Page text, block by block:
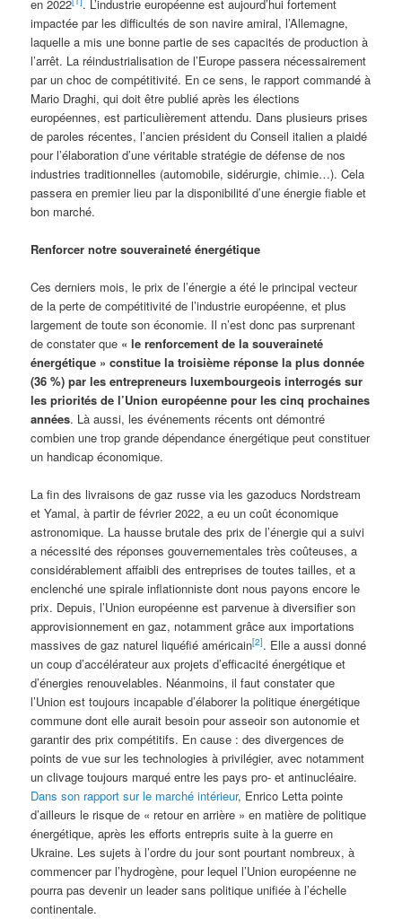
en 2022
. L’industrie européenne est aujourd’hui fortement
impactée par les difficultés de son navire amiral, l’Allemagne,
laquelle a mis une bonne partie de ses capacités de production à
l’arrêt. La réindustrialisation de l’Europe passera nécessairement
par un choc de compétitivité. En ce sens, le rapport commandé à
Mario Draghi, qui doit être publié après les élections
européennes, est particulièrement attendu. Dans plusieurs prises
de paroles récentes, l’ancien président du Conseil italien a plaidé
pour l’élaboration d’une véritable stratégie de défense de nos
industries traditionnelles (automobile, sidérurgie, chimie…). Cela
passera en premier lieu par la disponibilité d’une énergie fiable et
bon marché.
Renforcer notre souveraineté énergétique
Ces derniers mois, le prix de l’énergie a été le principal vecteur
de la perte de compétitivité de l’industrie européenne, et plus
largement de toute son économie. Il n’est donc pas surprenant
de constater que « le renforcement de la souveraineté
énergétique » constitue la troisième réponse la plus donnée
(36 %) par les entrepreneurs luxembourgeois interrogés sur
les priorités de l’Union européenne pour les cinq prochaines
années. Là aussi, les événements récents ont démontré
combien une trop grande dépendance énergétique peut constituer
un handicap économique.
La fin des livraisons de gaz russe via les gazoducs Nordstream
et Yamal, à partir de février 2022, a eu un coût économique
astronomique. La hausse brutale des prix de l’énergie qui a suivi
a nécessité des réponses gouvernementales très coûteuses, a
considérablement affaibli des entreprises de toutes tailles, et a
enclenché une spirale inflationniste dont nous payons encore le
prix. Depuis, l’Union européenne est parvenue à diversifier son
approvisionnement en gaz, notamment grâce aux importations
massives de gaz naturel liquéfié américain[2]. Elle a aussi donné
un coup d’accélérateur aux projets d’efficacité énergétique et
d’énergies renouvelables. Néanmoins, il faut constater que
l’Union est toujours incapable d’élaborer la politique énergétique
commune dont elle aurait besoin pour asseoir son autonomie et
garantir des prix compétitifs. En cause : des divergences de
points de vue sur les technologies à privilégier, avec notamment
un clivage toujours marqué entre les pays pro- et antinucléaire.
Dans son rapport sur le marché intérieur, Enrico Letta pointe
d’ailleurs le risque de « retour en arrière » en matière de politique
énergétique, après les efforts entrepris suite à la guerre en
Ukraine. Les sujets à l’ordre du jour sont pourtant nombreux, à
commencer par l’hydrogène, pour lequel l’Union européenne ne
pourra pas devenir un leader sans politique unifiée à l’échelle
continentale.